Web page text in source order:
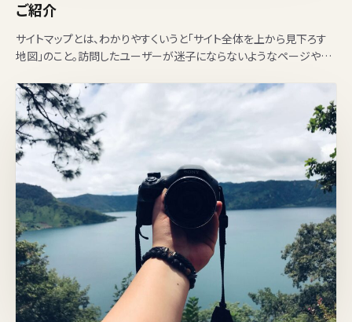
ご紹介
サイトマップとは、わかりやすくいうと「サイト全体を上から見下ろす
地図」のこと。訪問したユーザーが迷子にならないようなページや、